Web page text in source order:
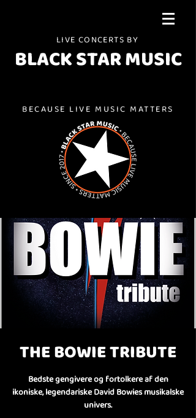
LIVE CONCERTS BY
BLACK STAR MUSIC
BECAUSE LIVE MUSIC MATTERS
THE BOWIE TRIBUTE
Bedste gengivere og fortolkere af den
ikoniske, legendariske David Bowies musikalske
univers.